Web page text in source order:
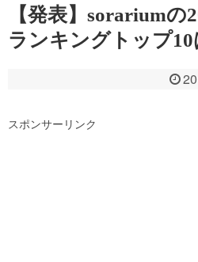
【発表】sorariumの
ランキングトップ10
スポンサーリンク